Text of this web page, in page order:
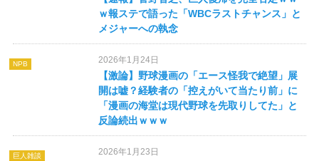
ｗ報ステで語った「WBCラストチャンス」と
メジャーへの執念
NPB 2026年1月24日
【激論】野球漫画の「エース怪我で絶望」展
開は嘘？経験者の「控えがいて当たり前」に
「漫画の海堂は現代野球を先取りしてた」と
反論続出ｗｗｗ
巨人雑談 2026年1月23日